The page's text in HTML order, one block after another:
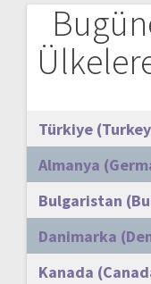
Türkiye
Almanya
Bulgaristan
Danimarka
Kanada